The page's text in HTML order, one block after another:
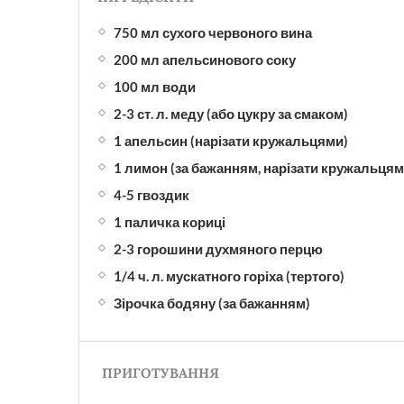
750 мл сухого червоного вина
200 мл апельсинового соку
100 мл води
2-3 ст. л. меду (або цукру за смаком)
1 апельсин (нарізати кружальцями)
1 лимон (за бажанням, нарізати
4-5 гвоздик
1 паличка кориці
2-3 горошини духмяного перцю
1/4 ч. л. мускатного горіха (тертого)
Зірочка бодяну (за бажанням)
ПРИГОТУВАННЯ